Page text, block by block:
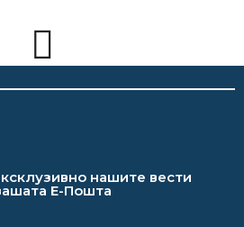
нашите вести
Е-Пошта